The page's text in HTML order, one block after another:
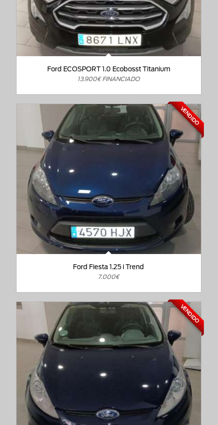
Ford ECOSPORT 1.0 Ecobosst Titanium
13.900€ FINANCIADO
Ford Fiesta 1.25 i Trend
7.000€
VENDIDO
VENDIDO